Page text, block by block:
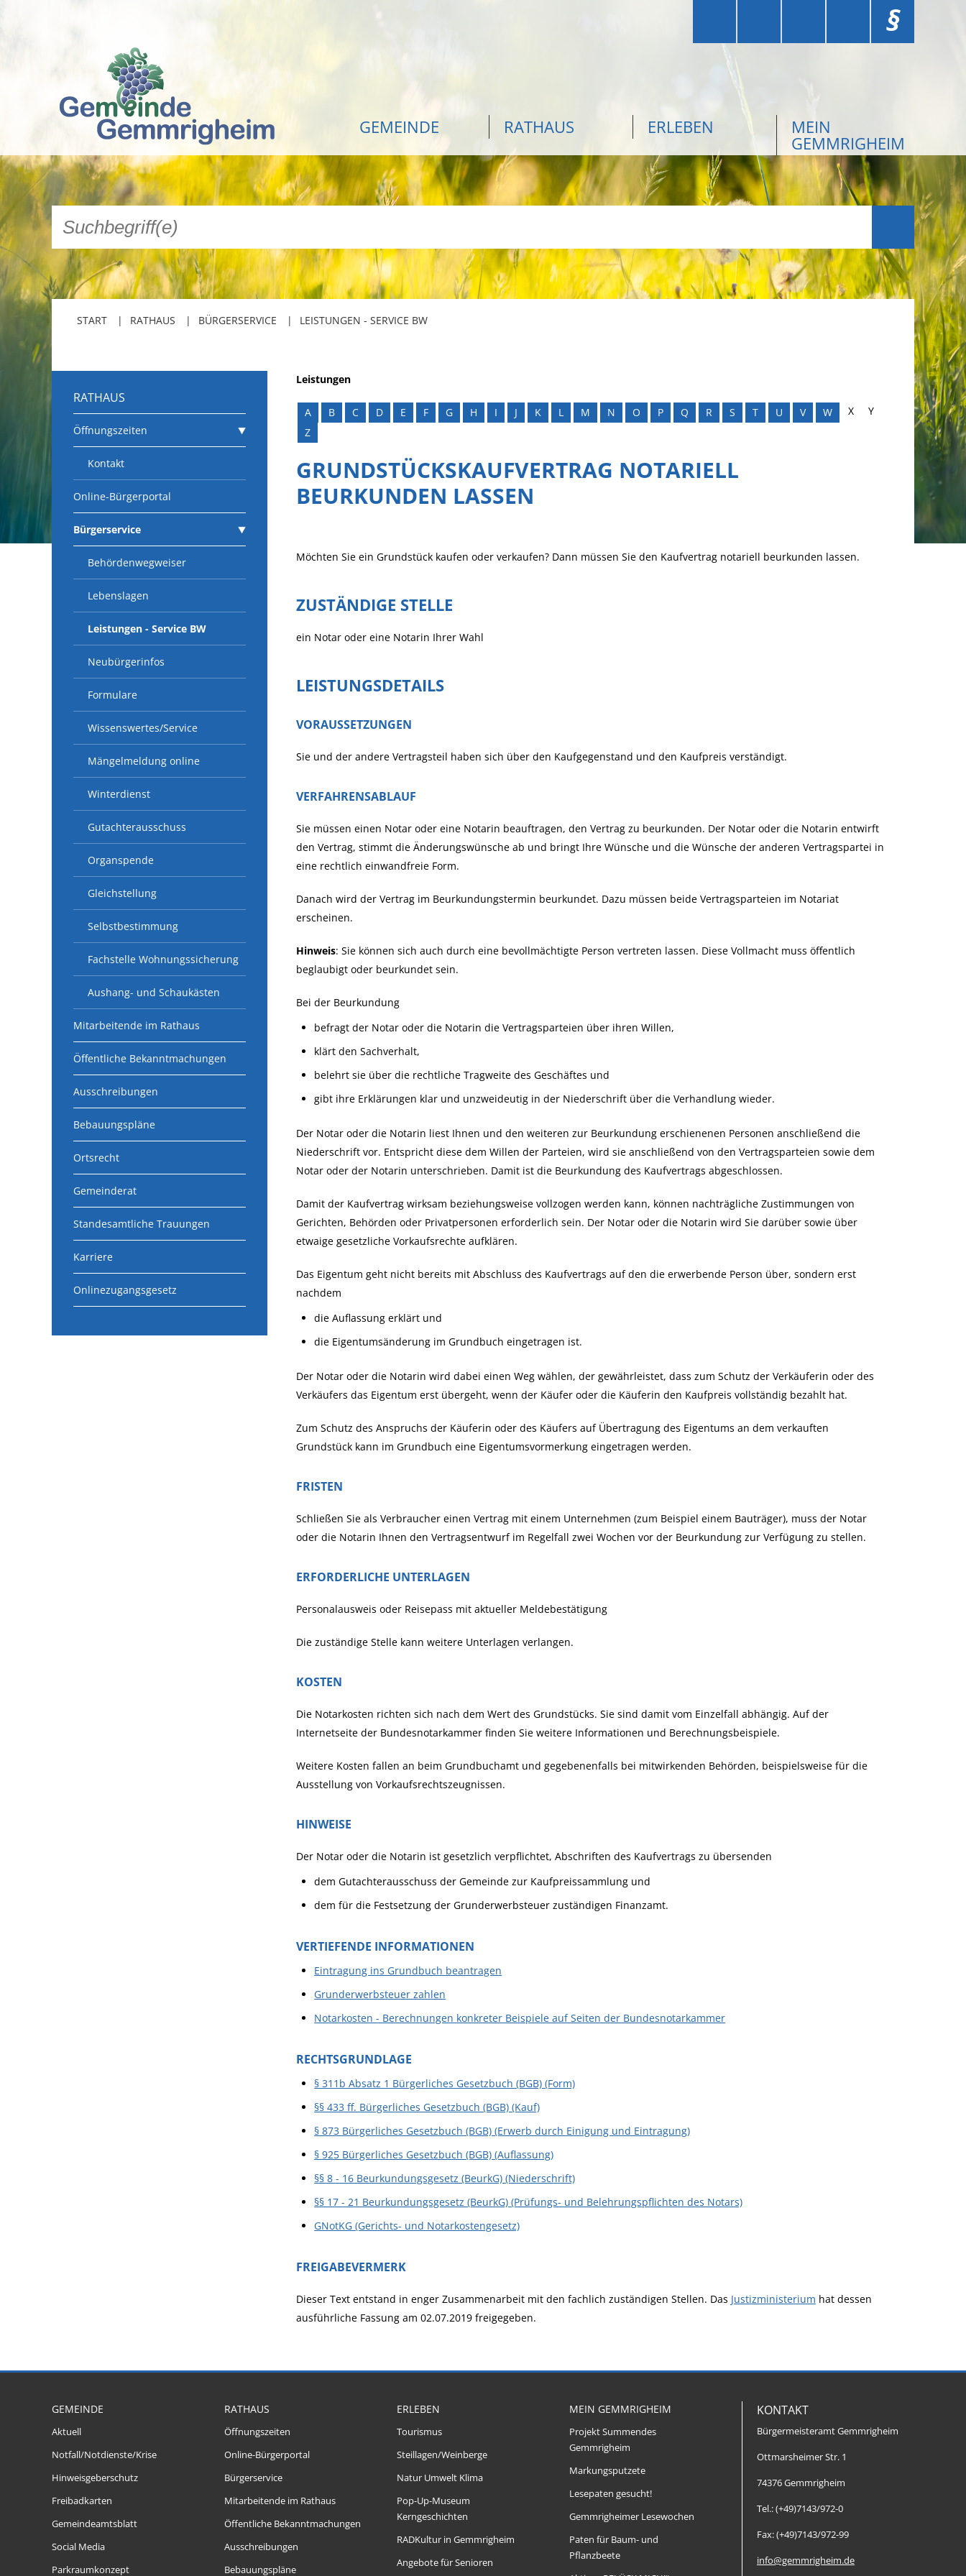
§
GEMEINDE RATHAUS ERLEBEN MEIN
GEMMRIGHEIM
START RATHAUS BÜRGERSERVICE LEISTUNGEN - SERVICE BW
RATHAUS
Öffnungszeiten
Kontakt
Online-Bürgerportal
Bürgerservice
Behördenwegweiser
Lebenslagen
Leistungen - Service BW
Neubürgerinfos
Formulare
Wissenswertes/Service
Mängelmeldung online
Winterdienst
Gutachterausschuss
Organspende
Gleichstellung
Selbstbestimmung
Fachstelle Wohnungssicherung
Aushang- und Schaukästen
Mitarbeitende im Rathaus
Öffentliche Bekanntmachungen
Ausschreibungen
Bebauungspläne
Ortsrecht
Gemeinderat
Standesamtliche Trauungen
Karriere
Onlinezugangsgesetz
Leistungen
A B C D E F G H I J K L M N O P Q R S T U V W X
Y
Z
GRUNDSTÜCKSKAUFVERTRAG NOTARIELL
BEURKUNDEN LASSEN
Möchten Sie ein Grundstück kaufen oder verkaufen? Dann müssen Sie den Kaufvertrag notariell beurkunden lassen.
ZUSTÄNDIGE STELLE
ein Notar oder eine Notarin Ihrer Wahl
LEISTUNGSDETAILS
VORAUSSETZUNGEN
Sie und der andere Vertragsteil haben sich über den Kaufgegenstand und den Kaufpreis verständigt.
VERFAHRENSABLAUF
Sie müssen einen Notar oder eine Notarin beauftragen, den Vertrag zu beurkunden. Der Notar oder die Notarin entwirft
den Vertrag, stimmt die Änderungswünsche ab und bringt Ihre Wünsche und die Wünsche der anderen Vertragspartei in
eine rechtlich einwandfreie Form.
Danach wird der Vertrag im Beurkundungstermin beurkundet. Dazu müssen beide Vertragsparteien im Notariat
erscheinen.
Hinweis: Sie können sich auch durch eine bevollmächtigte Person vertreten lassen. Diese Vollmacht muss öffentlich
beglaubigt oder beurkundet sein.
Bei der Beurkundung
befragt der Notar oder die Notarin die Vertragsparteien über ihren Willen,
klärt den Sachverhalt,
belehrt sie über die rechtliche Tragweite des Geschäftes und
gibt ihre Erklärungen klar und unzweideutig in der Niederschrift über die Verhandlung wieder.
Der Notar oder die Notarin liest Ihnen und den weiteren zur Beurkundung erschienenen Personen anschließend die
Niederschrift vor. Entspricht diese dem Willen der Parteien, wird sie anschließend von den Vertragsparteien sowie dem
Notar oder der Notarin unterschrieben. Damit ist die Beurkundung des Kaufvertrags abgeschlossen.
Damit der Kaufvertrag wirksam beziehungsweise vollzogen werden kann, können nachträgliche Zustimmungen von
Gerichten, Behörden oder Privatpersonen erforderlich sein. Der Notar oder die Notarin wird Sie darüber sowie über
etwaige gesetzliche Vorkaufsrechte aufklären.
Das Eigentum geht nicht bereits mit Abschluss des Kaufvertrags auf den die erwerbende Person über, sondern erst
nachdem
die Auflassung erklärt und
die Eigentumsänderung im Grundbuch eingetragen ist.
Der Notar oder die Notarin wird dabei einen Weg wählen, der gewährleistet, dass zum Schutz der Verkäuferin oder des
Verkäufers das Eigentum erst übergeht, wenn der Käufer oder die Käuferin den Kaufpreis vollständig bezahlt hat.
Zum Schutz des Anspruchs der Käuferin oder des Käufers auf Übertragung des Eigentums an dem verkauften
Grundstück kann im Grundbuch eine Eigentumsvormerkung eingetragen werden.
FRISTEN
Schließen Sie als Verbraucher einen Vertrag mit einem Unternehmen (zum Beispiel einem Bauträger), muss der Notar
oder die Notarin Ihnen den Vertragsentwurf im Regelfall zwei Wochen vor der Beurkundung zur Verfügung zu stellen.
ERFORDERLICHE UNTERLAGEN
Personalausweis oder Reisepass mit aktueller Meldebestätigung
Die zuständige Stelle kann weitere Unterlagen verlangen.
KOSTEN
Die Notarkosten richten sich nach dem Wert des Grundstücks. Sie sind damit vom Einzelfall abhängig. Auf der
Internetseite der Bundesnotarkammer finden Sie weitere Informationen und Berechnungsbeispiele.
Weitere Kosten fallen an beim Grundbuchamt und gegebenenfalls bei mitwirkenden Behörden, beispielsweise für die
Ausstellung von Vorkaufsrechtszeugnissen.
HINWEISE
Der Notar oder die Notarin ist gesetzlich verpflichtet, Abschriften des Kaufvertrags zu übersenden
dem Gutachterausschuss der Gemeinde zur Kaufpreissammlung und
dem für die Festsetzung der Grunderwerbsteuer zuständigen Finanzamt.
VERTIEFENDE INFORMATIONEN
Eintragung ins Grundbuch beantragen
Grunderwerbsteuer zahlen
Notarkosten - Berechnungen konkreter Beispiele auf Seiten der Bundesnotarkammer
RECHTSGRUNDLAGE
§ 311b Absatz 1 Bürgerliches Gesetzbuch (BGB) (Form)
§§ 433 ff. Bürgerliches Gesetzbuch (BGB) (Kauf)
§ 873 Bürgerliches Gesetzbuch (BGB) (Erwerb durch Einigung und Eintragung)
§ 925 Bürgerliches Gesetzbuch (BGB) (Auflassung)
§§ 8 - 16 Beurkundungsgesetz (BeurkG) (Niederschrift)
§§ 17 - 21 Beurkundungsgesetz (BeurkG) (Prüfungs- und Belehrungspflichten des Notars)
GNotKG (Gerichts- und Notarkostengesetz)
FREIGABEVERMERK
Dieser Text entstand in enger Zusammenarbeit mit den fachlich zuständigen Stellen. Das Justizministerium hat dessen
ausführliche Fassung am 02.07.2019 freigegeben.
GEMEINDE
Aktuell
Notfall/Notdienste/Krise
Hinweisgeberschutz
Freibadkarten
Gemeindeamtsblatt
Social Media
Parkraumkonzept
RATHAUS
Öffnungszeiten
Online-Bürgerportal
Bürgerservice
Mitarbeitende im Rathaus
Öffentliche Bekanntmachungen
Ausschreibungen
Bebauungspläne
ERLEBEN
Tourismus
Steillagen/Weinberge
Natur Umwelt Klima
Pop-Up-Museum
Kerngeschichten
RADKultur in Gemmrigheim
Angebote für Senioren
MEIN GEMMRIGHEIM
Projekt Summendes
Gemmrigheim
Markungsputzete
Lesepaten gesucht!
Gemmrigheimer Lesewochen
Paten für Baum- und
Pflanzbeete
KONTAKT
Bürgermeisteramt Gemmrigheim
Ottmarsheimer Str. 1
74376 Gemmrigheim
Tel.: (+49)7143/972-0
Fax: (+49)7143/972-99
info@gemmrigheim.de